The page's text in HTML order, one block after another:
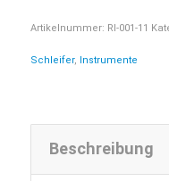
Artikelnummer: RI-001-11
Schleifer, Instrumente
Beschreibung